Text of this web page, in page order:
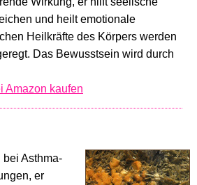
und heilt emotionale
Heilkräfte des Körpers werden
Das Bewusstsein wird durch
kaufen
bei Asthma-
er